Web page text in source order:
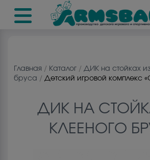
Главная / Каталог / ДИК на стойках
бруса / Детский игровой комплекс
ДИК НА
КЛЕЕНОГО